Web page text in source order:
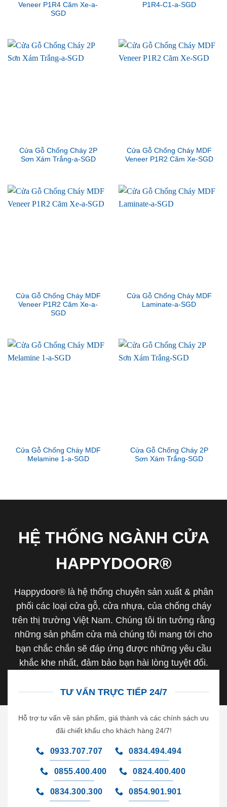
Veneer P1R4 Căm Xe-a-
SGD
P1R4-C1-a-SGD
Cửa Gỗ Chống Cháy 2P
Sơn Xám Trắng-a-SGD
Cửa Gỗ Chống Cháy MDF
Veneer P1R2 Căm Xe-SGD
Cửa Gỗ Chống Cháy MDF
Veneer P1R2 Căm Xe-a-
SGD
Cửa Gỗ Chống Cháy MDF
Laminate-a-SGD
Cửa Gỗ Chống Cháy MDF
Melamine 1-a-SGD
Cửa Gỗ Chống Cháy 2P
Sơn Xám Trắng-SGD
HỆ THỐNG NGÀNH CỬA
HAPPYDOOR®
Happydoor® là hệ thống chuyên sản xuất & phân
phối các loại cửa gỗ, cửa nhựa, của chống cháy
trên thị trường Việt Nam. Chúng tôi tin tưởng rằng
những sản phẩm cửa mà chúng tôi mang tới cho
bạn chắc chắn sẽ đáp ứng được những yêu cầu
khắc khe nhất, đảm bảo bạn hài lòng tuyệt đối.
TƯ VẤN TRỰC TIẾP 24/7
Hỗ trợ tư vấn về sản phẩm, giá thành và các chính sách ưu
đãi chiết khấu cho khách hàng 24/7!
0933.707.707 0834.494.494
0855.400.400 0824.400.400
0834.300.300 0854.901.901